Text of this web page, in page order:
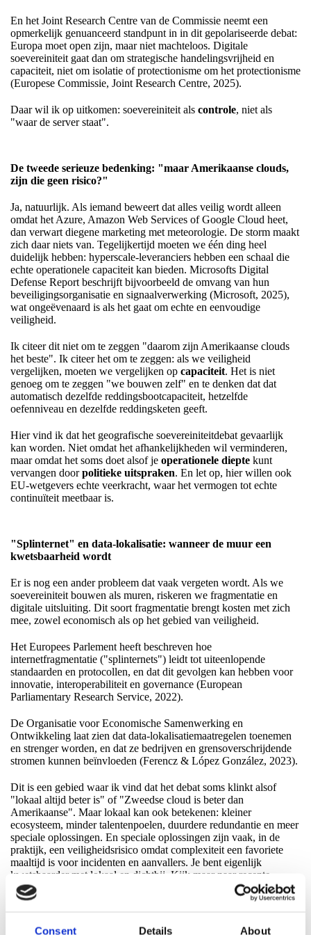
Consent Details About
En het Joint Research Centre van de Commissie neemt een
opmerkelijk genuanceerd standpunt in in dit gepolariseerde debat:
Europa moet open zijn, maar niet machteloos. Digitale
soevereiniteit gaat dan om strategische handelingsvrijheid en
capaciteit, niet om isolatie of protectionisme om het protectionisme
(Europese Commissie, Joint Research Centre, 2025).
Daar wil ik op uitkomen: soevereiniteit als controle, niet als
"waar de server staat".
De tweede serieuze bedenking: "maar Amerikaanse clouds,
zijn die geen risico?"
Ja, natuurlijk. Als iemand beweert dat alles veilig wordt alleen
omdat het Azure, Amazon Web Services of Google Cloud heet,
dan verwart diegene marketing met meteorologie. De storm maakt
zich daar niets van. Tegelijkertijd moeten we één ding heel
duidelijk hebben: hyperscale-leveranciers hebben een schaal die
echte operationele capaciteit kan bieden. Microsofts Digital
Defense Report beschrijft bijvoorbeeld de omvang van hun
beveiligingsorganisatie en signaalverwerking (Microsoft, 2025),
wat ongeëvenaard is als het gaat om echte en eenvoudige
veiligheid.
Ik citeer dit niet om te zeggen "daarom zijn Amerikaanse clouds
het beste". Ik citeer het om te zeggen: als we veiligheid
vergelijken, moeten we vergelijken op capaciteit. Het is niet
genoeg om te zeggen "we bouwen zelf" en te denken dat dat
automatisch dezelfde reddingsbootcapaciteit, hetzelfde
oefenniveau en dezelfde reddingsketen geeft.
Hier vind ik dat het geografische soevereiniteitdebat gevaarlijk
kan worden. Niet omdat het afhankelijkheden wil verminderen,
maar omdat het soms doet alsof je operationele diepte kunt
vervangen doorpolitieke uitspraken. En let op, hier willen ook
EU-wetgevers echte veerkracht, waar het vermogen tot echte
continuïteit meetbaar is.
"Splinternet" en data-lokalisatie: wanneer de muur een
kwetsbaarheid wordt
Er is nog een ander probleem dat vaak vergeten wordt. Als we
soevereiniteit bouwen als muren, riskeren we fragmentatie en
digitale uitsluiting. Dit soort fragmentatie brengt kosten met zich
mee, zowel economisch als op het gebied van veiligheid.
Het Europees Parlement heeft beschreven hoe
internetfragmentatie ("splinternets") leidt tot uiteenlopende
standaarden en protocollen, en dat dit gevolgen kan hebben voor
innovatie, interoperabiliteit en governance (European
Parliamentary Research Service, 2022).
De Organisatie voor Economische Samenwerking en
Ontwikkeling laat zien dat data-lokalisatiemaatregelen toenemen
en strenger worden, en dat ze bedrijven en grensoverschrijdende
stromen kunnen beïnvloeden (Ferencz & López González, 2023).
Dit is een gebied waar ik vind dat het debat soms klinkt alsof
"lokaal altijd beter is" of "Zweedse cloud is beter dan
Amerikaanse". Maar lokaal kan ook betekenen: kleiner
ecosysteem, minder talentenpoelen, duurdere redundantie en meer
speciale oplossingen. En speciale oplossingen zijn vaak, in de
praktijk, een veiligheidsrisico omdat complexiteit een favoriete
maaltijd is voor incidenten en aanvallers. Je bent eigenlijk
kwetsbaarder met lokaal en dichtbij. Kijk maar naar recente
incidenten zoals Miljödata.
maatregel is met duidelijke afwegingen. En doen alsof die